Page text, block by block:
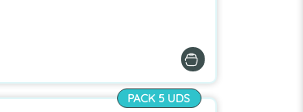
Añadir pack
PACK 5 UDS